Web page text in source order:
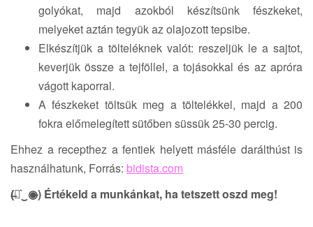
golyókat, majd azokból készítsünk fészkeket,
melyeket aztán tegyük az olajozott tepsibe.
Elkészítjük a tölteléknek valót: reszeljük le a sajtot,
keverjük össze a tejföllel, a tojásokkal és az apróra
vágott kaporral.
A fészkeket töltsük meg a töltelékkel, majd a 200
fokra előmelegített sütőben süssük 25-30 percig.
Ehhez a recepthez a fentiek helyett másféle darálthúst is
használhatunk, Forrás: bidista.com
(̶◉͛‿◉̶) Értékeld a munkánkat, ha tetszett oszd meg!